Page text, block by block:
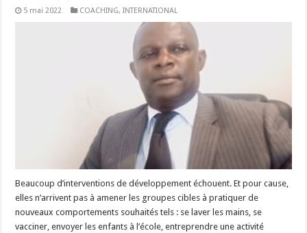
5 mai 2022 COACHING,INTERNATIONAL
Beaucoup d’interventions de développement échouent. Et pour cause,
elles n’arrivent pas à amener les groupes cibles à pratiquer de
nouveaux comportements souhaités tels : se laver les mains, se
vacciner, envoyer les enfants à l’école, entreprendre une activité